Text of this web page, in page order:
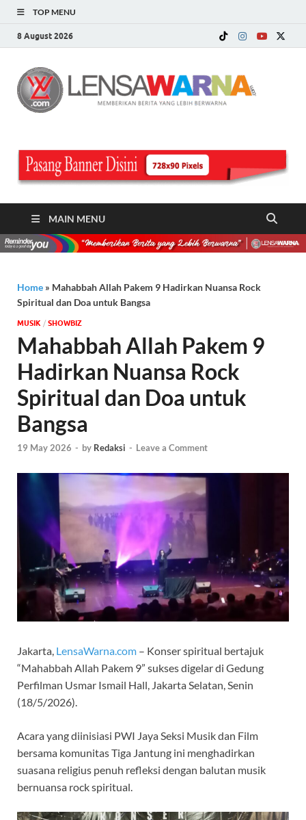
TOP MENU
8 August 2026
MAIN MENU
Home » Mahabbah Allah Pakem 9 Hadirkan Nuansa Rock
Spiritual dan Doa untuk Bangsa
MUSIK / ‎SHOWBIZ
Mahabbah Allah Pakem 9
Hadirkan Nuansa Rock
Spiritual dan Doa untuk
Bangsa
19 May 2026 - by Redaksi - Leave a Comment
Jakarta, LensaWarna.com – Konser spiritual bertajuk
“Mahabbah Allah Pakem 9” sukses digelar di Gedung
Perfilman Usmar Ismail Hall, Jakarta Selatan, Senin
(18/5/2026).
Acara yang diinisiasi PWI Jaya Seksi Musik dan Film
bersama komunitas Tiga Jantung ini menghadirkan
suasana religius penuh refleksi dengan balutan musik
bernuansa rock spiritual.